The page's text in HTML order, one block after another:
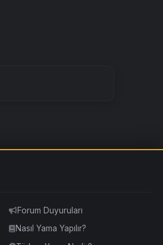
Forum Duyuruları
Nasıl Yama Yapılır?